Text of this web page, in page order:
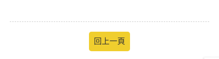
回上一頁